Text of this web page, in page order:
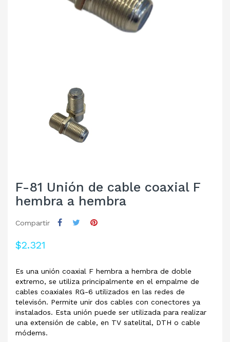
F-81 Unión de cable coaxial F
hembra a hembra
Compartir
$2.321
Es una unión coaxial F hembra a hembra de doble
extremo, se utiliza principalmente en el empalme de
cables coaxiales RG-6 utilizados en las redes de
televisón. Permite unir dos cables con conectores ya
instalados. Esta unión puede ser utilizada para realizar
una extensión de cable, en TV satelital, DTH o cable
módems.